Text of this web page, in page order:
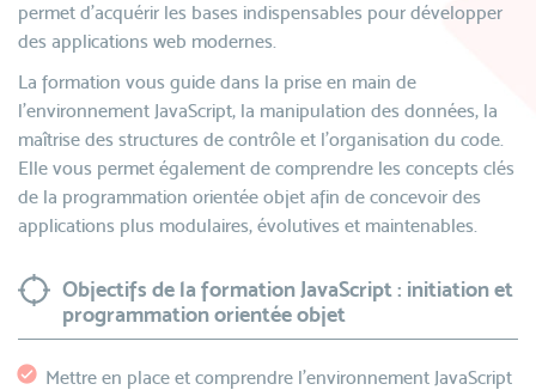
permet d'acquérir les bases indispensables pour développer
des applications web modernes.
La formation vous guide dans la prise en main de
l'environnement JavaScript, la manipulation des données, la
maîtrise des structures de contrôle et l'organisation du code.
Elle vous permet également de comprendre les concepts clés
de la programmation orientée objet afin de concevoir des
applications plus modulaires, évolutives et maintenables.
Objectifs de la formation JavaScript : initiation et
programmation orientée objet
Mettre en place et comprendre l'environnement JavaScript